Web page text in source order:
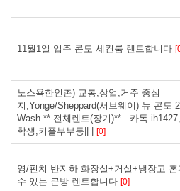
11월1일 입주 콘도 세컨룸 렌트합니다
노스욕한인촌) 교통,상업,거주 중심
지,Yonge/Sheppard(서브웨이) 뉴 콘도
Wash ** 전체렌트(장기)** . 카톡
학생,커플부부등|| | [0]
영/핀치 반지하 화장실+거실+냉장고 혼
수 있는 큰방 렌트합니다 [0]